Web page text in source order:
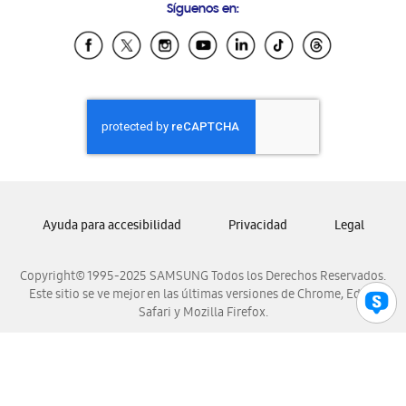
Samsung Ecuador
Samsung El Salvador
Samsung Honduras
Samsung Nicaragua
Samsung Panamá
Samsung Venezuela
Síguenos en:
Copyright© 1995-2025 SAMSUNG Todos los Derechos Reservados.
Este sitio se ve mejor en las últimas versiones de Chrome, Edge,
Safari y Mozilla Firefox.
Ayuda para accesibilidad Privacidad Legal